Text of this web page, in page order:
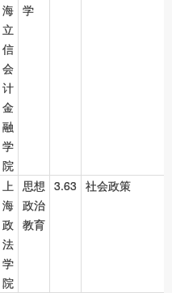
海
立
信
会
计
金
融
学
院
学
上
海
政
法
学
院
思想
政治
教育
3.63 社会政策